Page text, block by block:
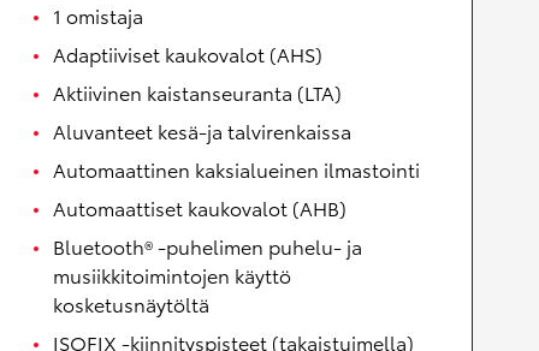
1 omistaja
Adaptiiviset kaukovalot (AHS)
Aktiivinen kaistanseuranta (LTA)
Aluvanteet kesä-ja talvirenkaissa
Automaattinen kaksialueinen ilmastointi
Automaattiset kaukovalot (AHB)
Bluetooth® -puhelimen puhelu- ja
musiikkitoimintojen käyttö
kosketusnäytöltä
ISOFIX -kiinnityspisteet (takaistuimella)